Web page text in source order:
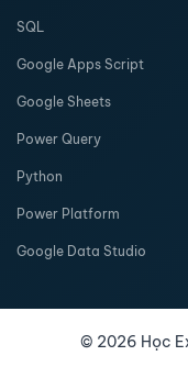
SQL
Google Apps Script
Google Sheets
Power Query
Python
Power Platform
Google Data Studio
© 2026 Học